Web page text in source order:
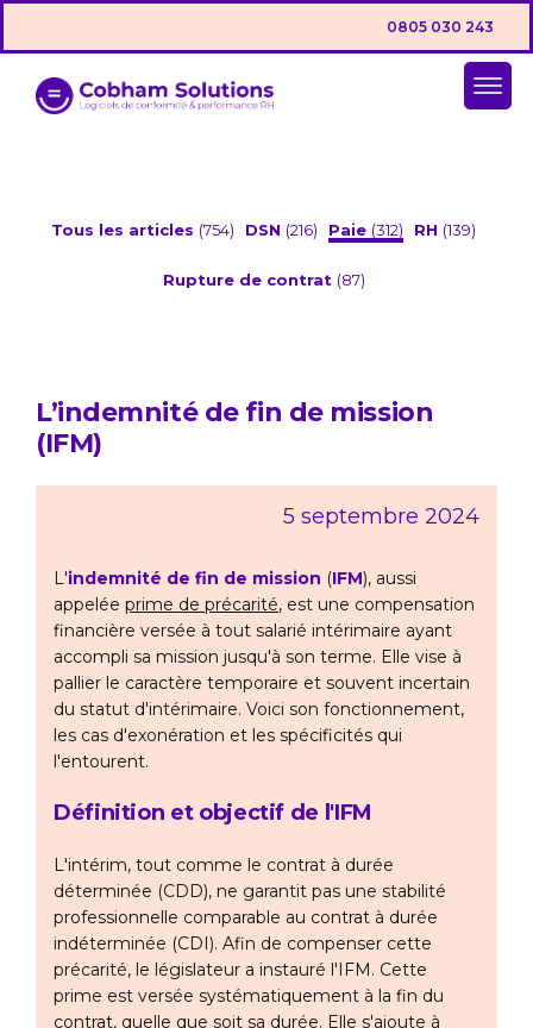
0805 030 243
Tous les articles (754) DSN (216) Paie (312) RH (139)
Rupture de contrat (87)
L’indemnité de fin de mission
(IFM)
5 septembre 2024
L'indemnité de fin de mission (IFM), aussi
appelée prime de précarité, est une compensation
financière versée à tout salarié intérimaire ayant
accompli sa mission jusqu'à son terme. Elle vise à
pallier le caractère temporaire et souvent incertain
du statut d'intérimaire. Voici son fonctionnement,
les cas d'exonération et les spécificités qui
l'entourent.
Définition et objectif de l'IFM
L'intérim, tout comme le contrat à durée
déterminée (CDD), ne garantit pas une stabilité
professionnelle comparable au contrat à durée
indéterminée (CDI). Afin de compenser cette
précarité, le législateur a instauré l'IFM. Cette
prime est versée systématiquement à la fin du
contrat, quelle que soit sa durée. Elle s'ajoute à